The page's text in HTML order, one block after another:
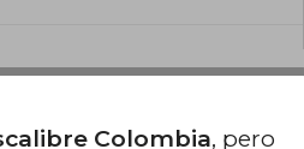
Colombia, pero